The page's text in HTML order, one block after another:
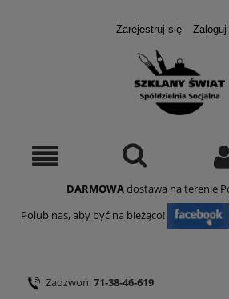
Zarejestruj się Zaloguj
DARMOWAdostawa na terenie
Polub nas, aby być na bieżąco!
Zadzwoń:71-38-46-619